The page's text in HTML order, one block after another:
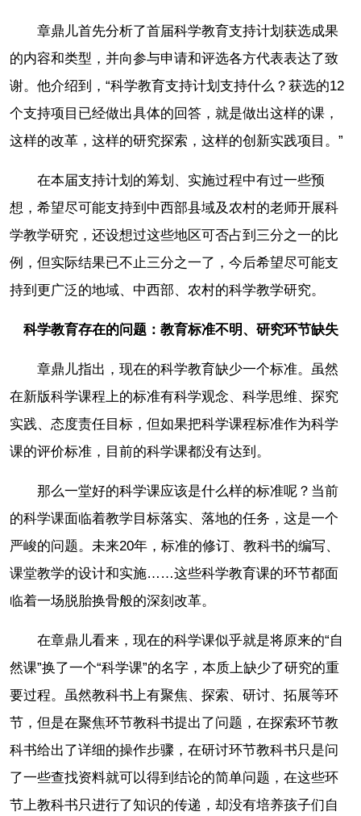
章鼎儿首先分析了首届科学教育支持计划获选成果
的内容和类型，并向参与申请和评选各方代表表达了致
谢。他介绍到，“科学教育支持计划支持什么？获选的12
个支持项目已经做出具体的回答，就是做出这样的课，
这样的改革，这样的研究探索，这样的创新实践项目。”
在本届支持计划的筹划、实施过程中有过一些预
想，希望尽可能支持到中西部县域及农村的老师开展科
学教学研究，还设想过这些地区可否占到三分之一的比
例，但实际结果已不止三分之一了，今后希望尽可能支
持到更广泛的地域、中西部、农村的科学教学研究。
科学教育存在的问题：教育标准不明、研究环节缺失
章鼎儿指出，现在的科学教育缺少一个标准。虽然
在新版科学课程上的标准有科学观念、科学思维、探究
实践、态度责任目标，但如果把科学课程标准作为科学
课的评价标准，目前的科学课都没有达到。
那么一堂好的科学课应该是什么样的标准呢？当前
的科学课面临着教学目标落实、落地的任务，这是一个
严峻的问题。未来20年，标准的修订、教科书的编写、
课堂教学的设计和实施……这些科学教育课的环节都面
临着一场脱胎换骨般的深刻改革。
在章鼎儿看来，现在的科学课似乎就是将原来的“自
然课”换了一个“科学课”的名字，本质上缺少了研究的重
要过程。虽然教科书上有聚焦、探索、研讨、拓展等环
节，但是在聚焦环节教科书提出了问题，在探索环节教
科书给出了详细的操作步骤，在研讨环节教科书只是问
了一些查找资料就可以得到结论的简单问题，在这些环
节上教科书只进行了知识的传递，却没有培养孩子们自